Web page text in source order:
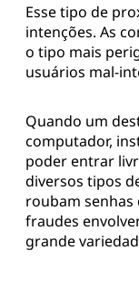
Esse tipo de
intenções. As
o tipo mais
usuários mal-
Quando um
computador,
poder entrar
diversos tipos
roubam senhas
fraudes
grande